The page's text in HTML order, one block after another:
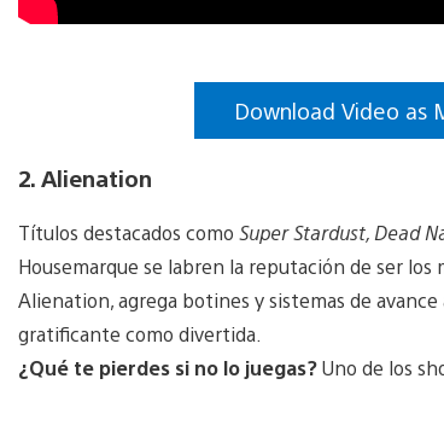
Download Video as
2. Alienation
Títulos destacados como Super Stardust, Dead
Housemarque se labren la reputación de ser
Alienation, agrega botines y sistemas de
gratificante como divertida.
¿Qué te pierdes si no lo juegas?Uno de los